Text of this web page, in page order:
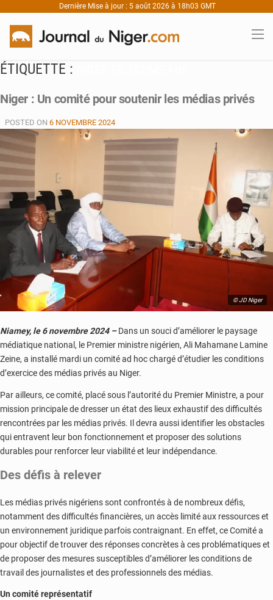
Dernière Mise à jour : 5 août 2026 à 18h03 GMT
ÉTIQUETTE :
Niger : Un comité pour soutenir les médias privés
POSTED ON 6 NOVEMBRE 2024
© JD Niger
Niamey, le 6 novembre 2024 –Dans un souci d’améliorer le paysage
médiatique national, le Premier ministre nigérien, Ali Mahamane Lamine
Zeine, a installé mardi un comité ad hoc chargé d’étudier les conditions
d’exercice des médias privés au Niger.
Par ailleurs, ce comité, placé sous l’autorité du Premier Ministre, a pour
mission principale de dresser un état des lieux exhaustif des difficultés
rencontrées par les médias privés. Il devra aussi identifier les obstacles
qui entravent leur bon fonctionnement et proposer des solutions
durables pour renforcer leur viabilité et leur indépendance.
Des défis à relever
Les médias privés nigériens sont confrontés à de nombreux défis,
notamment des difficultés financières, un accès limité aux ressources et
un environnement juridique parfois contraignant. En effet, ce Comité a
pour objectif de trouver des réponses concrètes à ces problématiques et
de proposer des mesures susceptibles d’améliorer les conditions de
travail des journalistes et des professionnels des médias.
Un comité représentatif